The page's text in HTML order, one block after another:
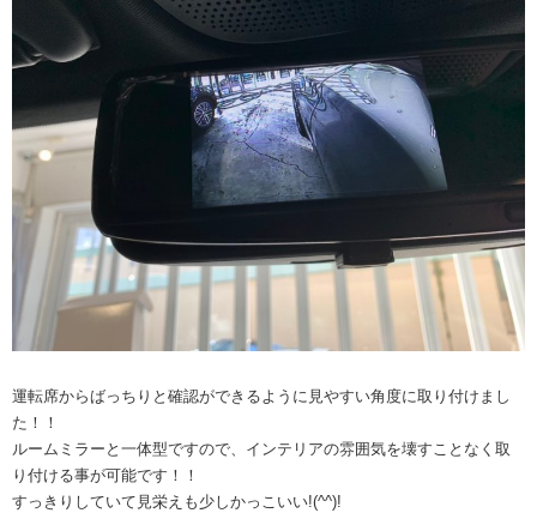
運転席からばっちりと確認ができるように見やすい角度に取り付けまし
た！！
ルームミラーと一体型ですので、インテリアの雰囲気を壊すことなく取
り付ける事が可能です！！
すっきりしていて見栄えも少しかっこいい!(^^)!